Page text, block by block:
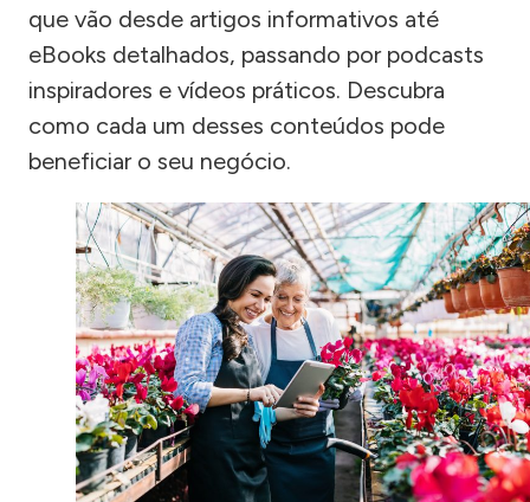
que vão desde artigos informativos até
eBooks detalhados, passando por podcasts
inspiradores e vídeos práticos. Descubra
como cada um desses conteúdos pode
beneficiar o seu negócio.